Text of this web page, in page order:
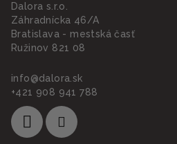
Dalora s.r.o.
Záhradnícka 46/A
Bratislava - mestská časť
Ružinov 821 08
info@dalora.sk
+421 908 941 788